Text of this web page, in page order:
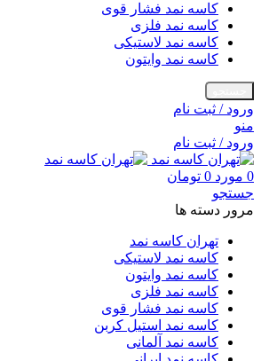
کاسه نمد فشار قوی
کاسه نمد فلزی
کاسه نمد لاستیکی
کاسه نمد وایتون
ورود / ثبت نام
منو
ورود / ثبت نام
0 مورد 0 تومان
جستجو
مرور دسته ها
تهران کاسه نمد
کاسه نمد لاستیکی
کاسه نمد وایتون
کاسه نمد فلزی
کاسه نمد فشار قوی
کاسه نمد استیل کربن
کاسه نمد آلمانی